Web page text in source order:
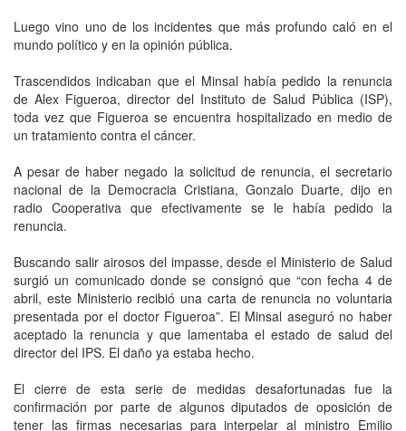
Luego vino uno de los incidentes que más profundo caló en el
mundo político y en la opinión pública.
Trascendidos indicaban que el Minsal había pedido la renuncia
de Alex Figueroa, director del Instituto de Salud Pública (ISP),
toda vez que Figueroa se encuentra hospitalizado en medio de
un tratamiento contra el cáncer.
A pesar de haber negado la solicitud de renuncia, el secretario
nacional de la Democracia Cristiana, Gonzalo Duarte, dijo en
radio Cooperativa que efectivamente se le había pedido la
renuncia.
Buscando salir airosos del impasse, desde el Ministerio de Salud
surgió un comunicado donde se consignó que “con fecha 4 de
abril, este Ministerio recibió una carta de renuncia no voluntaria
presentada por el doctor Figueroa”. El Minsal aseguró no haber
aceptado la renuncia y que lamentaba el estado de salud del
director del IPS. El daño ya estaba hecho.
El cierre de esta serie de medidas desafortunadas fue la
confirmación por parte de algunos diputados de oposición de
tener las firmas necesarias para interpelar al ministro Emilio